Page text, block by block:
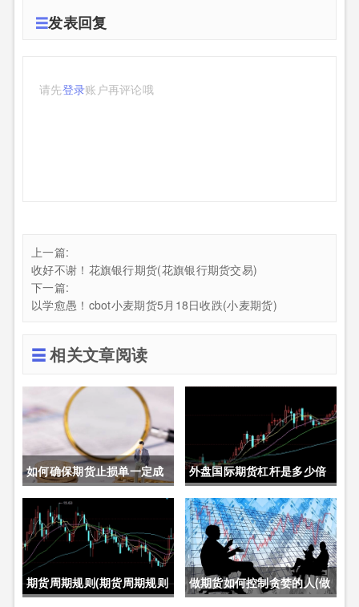
发表回复
请先登录账户再评论哦
上一篇:
收好不谢！花旗银行期货(花旗银行期货交易)
下一篇:
以学愈愚！cbot小麦期货5月18日收跌(小麦期货)
相关文章阅读
如何确保期货止损单一定成
交成功(如何确保期货止损单
一定成交成功呢)
外盘国际期货杠杆是多少倍
(外盘国际期货杠杆是多少倍
的)
期货周期规则(期货周期规则
做期货如何控制贪婪的人(做